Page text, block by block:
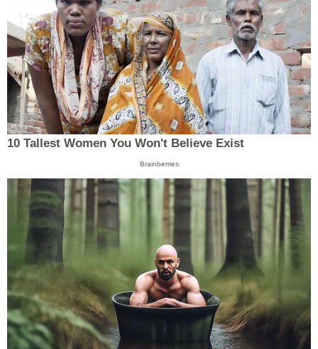
10 Tallest Women You Won't Believe Exist
Brainberries